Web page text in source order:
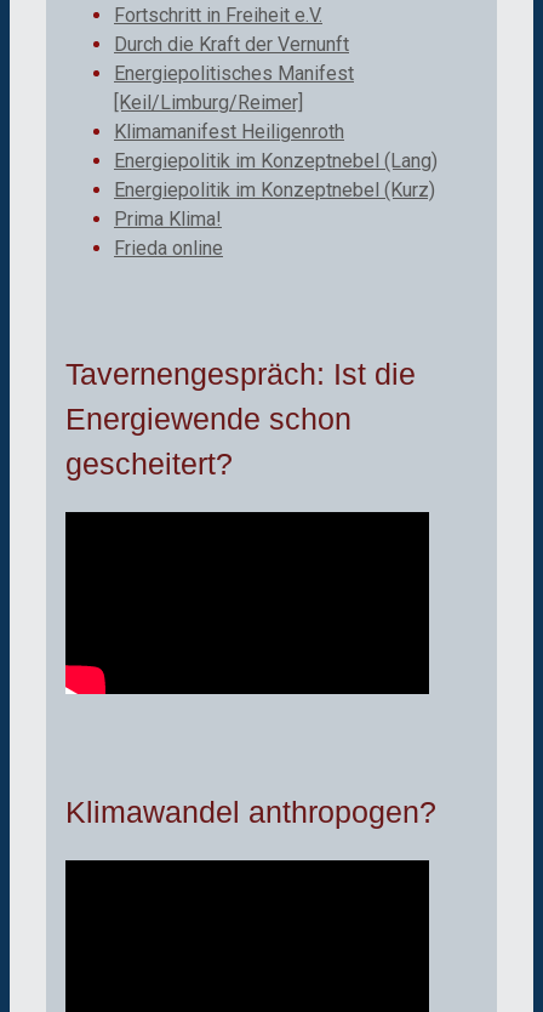
Fortschritt in Freiheit e.V.
Durch die Kraft der Vernunft
Energiepolitisches Manifest
[Keil/Limburg/Reimer]
Klimamanifest Heiligenroth
Energiepolitik im Konzeptnebel (Lang)
Energiepolitik im Konzeptnebel (Kurz)
Prima Klima!
Frieda online
Tavernengespräch: Ist die
Energiewende schon
gescheitert?
Klimawandel anthropogen?